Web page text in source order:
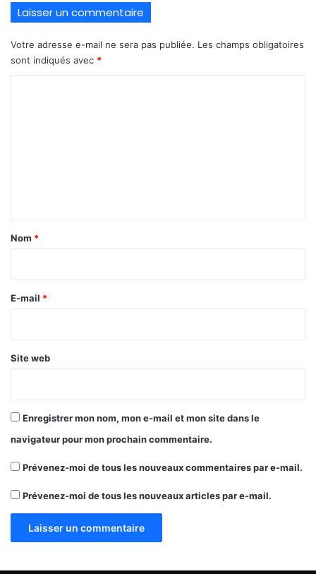
Laisser un commentaire
Votre adresse e-mail ne sera pas publiée. Les champs obligatoires
sont indiqués avec *
a
e
Nom *
E-mail *
Site web
Enregistrer mon nom, mon e-mail et mon site dans le
navigateur pour mon prochain commentaire.
Prévenez-moi de tous les nouveaux commentaires par e-mail.
Prévenez-moi de tous les nouveaux articles par e-mail.